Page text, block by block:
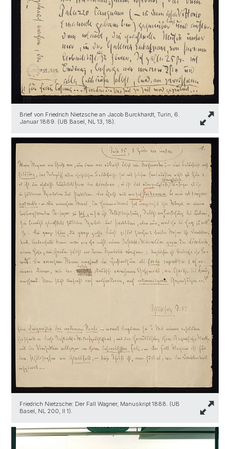
Brief von Friedrich Nietzsche an Jacob Burckhardt, Turin, 6.
Januar 1889. (UB Basel, NL 13, 18).
Friedrich Nietzsche: Der Fall Wagner, Manuskript 1888. (UB
Basel, NL 200, II 1).